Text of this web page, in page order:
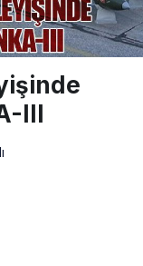
III